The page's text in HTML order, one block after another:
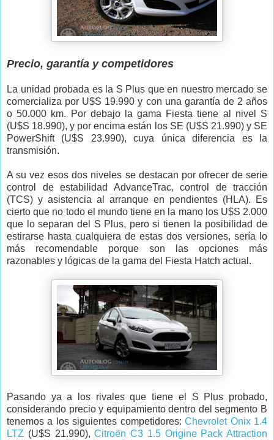
Precio, garantía y competidores
La unidad probada es la S Plus que en nuestro mercado se
comercializa por U$S 19.990 y con una garantía de 2 años
o 50.000 km. Por debajo la gama Fiesta tiene al nivel S
(U$S 18.990), y por encima están los SE (U$S 21.990) y SE
PowerShift (U$S 23.990), cuya única diferencia es la
transmisión.
A su vez esos dos niveles se destacan por ofrecer de serie
control de estabilidad AdvanceTrac, control de tracción
(TCS) y asistencia al arranque en pendientes (HLA). Es
cierto que no todo el mundo tiene en la mano los U$S 2.000
que lo separan del S Plus, pero si tienen la posibilidad de
estirarse hasta cualquiera de estas dos versiones, sería lo
más recomendable porque son las opciones más
razonables y lógicas de la gama del Fiesta Hatch actual.
Pasando ya a los rivales que tiene el S Plus probado,
considerando precio y equipamiento dentro del segmento B
tenemos a los siguientes competidores:Chevrolet Onix 1.4
LTZ (U$S 21.990),Citroën C3 1.5 Origine Pack Attraction